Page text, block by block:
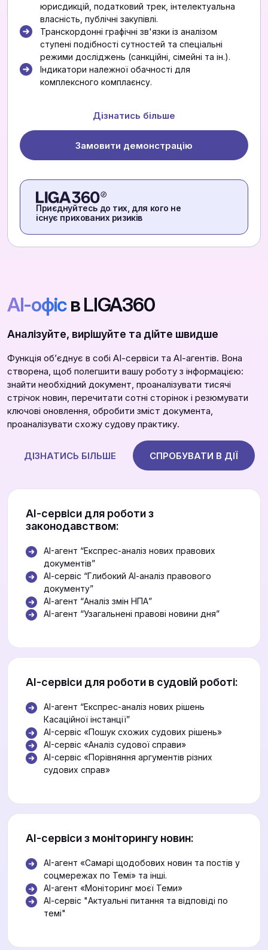
юрисдикцій, податковий трек, інтелектуальна
власність, публічні закупівлі.
Транскордонні графічні зв'язки із аналізом
ступені подібності сутностей та спеціальні
режими досліджень (санкційні, сімейні та ін.).
Індикатори належної обачності для
комплексного комплаєнсу.
Дізнатись більше
Замовити демонстрацію
Приєднуйтесь до тих, для кого не
існує прихованих ризиків
АІ-офісв LIGA360
Аналізуйте, вирішуйте та дійте швидше
Функція обʼєднує в собі АІ-сервіси та АІ-агентів. Вона
створена, щоб полегшити вашу роботу з інформацією:
знайти необхідний документ, проаналізувати тисячі
стрічок новин, перечитати сотні сторінок і резюмувати
ключові оновлення, обробити зміст документа,
проаналізувати схожу судову практику.
ДІЗНАТИСЬ БІЛЬШЕ СПРОБУВАТИ В ДІЇ
АІ-сервіси для роботи з
законодавством:
AI-агент “Експрес-аналіз нових правових
документів”
АІ-сервіс “Глибокий АІ-аналіз правового
документу”
АІ-агент “Аналіз змін НПА”
AI-агент “Узагальнені правові новини дня”
АІ-сервіси для роботи в судовій роботі:
AI-агент “Експрес-аналіз нових рішень
Касаційної інстанції”
AI-сервіс «Пошук схожих судових рішень»
AI-сервіс «Аналіз судової справи»
AI-сервіс «Порівняння аргументів різних
судових справ»
АІ-сервіси з моніторингу новин:
AI-агент «Самарі щодобових новин та постів у
соцмережах по Темі» та інші.
AI-агент «Моніторинг моєї Теми»
АІ-сервіс "Актуальні питання та відповіді по
темі"